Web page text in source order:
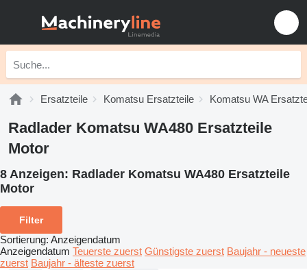
Ersatzteile Komatsu Ersatzteile Komatsu WA
Radlader Komatsu WA480 Ersatzteile
Motor
8 Anzeigen: Radlader Komatsu WA480 Ersatzteile
Motor
Filter
Sortierung: Anzeigendatum
Anzeigendatum Teuerste zuerst Günstigste zuerst Baujahr - neueste
zuerst Baujahr - älteste zuerst